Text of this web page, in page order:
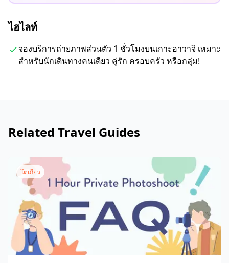
ไฮไลท์
จองบริการถ่ายภาพส่วนตัว 1 ชั่วโมงบนเกาะอาวาจิ เหมาะ
สำหรับนักเดินทางคนเดียว คู่รัก ครอบครัว หรือกลุ่ม!
Related Travel Guides
โตเกียว